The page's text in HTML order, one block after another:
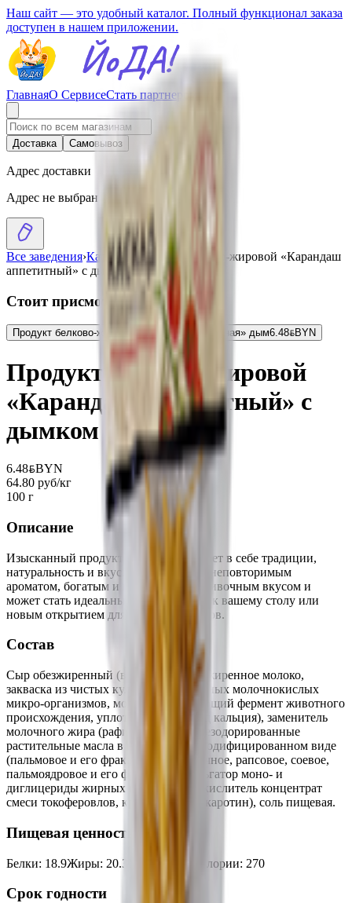
Наш сайт — это удобный каталог. Полный функционал заказа
доступен в нашем приложении.
ГлавнаяО СервисеСтать партнером
Доставка Самовывоз
Адрес доставки
Адрес не выбран
Все заведения›Каталог
Продукт белково-жировой «Карандаш
аппетитный» с дымком
Стоит присмотреться
Продукт белково-жировой «Косичка аппетитная» дым6.48BYNBYN
Продукт белково-жировой
«Карандаш аппетитный» с
дымком
6.48BYNBYN
64.80 руб/кг
100 г
Описание
Изысканный продукт, который сочетает в себе традиции,
натуральность и вкус. Он отличается неповторимым
ароматом, богатым и насыщенным сливочным вкусом и
может стать идеальным дополнением к вашему столу или
новым открытием для ценителей сыров.
Состав
Сыр обезжиренный (вода, сухое обезжиренное молоко,
закваска из чистых культур мезофильных молочнокислых
микро-организмов, молокосвертывающий фермент животного
происхождения, уплотнитель -хлорид кальция), заменитель
молочного жира (рафинированные дезодорированные
растительные масла в натуральном модифицированном виде
(пальмовое и его фракции, подсолнечное, рапсовое, соевое,
пальмоядровое и его фракции), эмульгатор моно- и
диглицериды жирных кислот, антиокислитель концентрат
смеси токоферовлов, краситель бета-каротин), соль пищевая.
Пищевая ценность на 100г
Белки: 18.9Жиры: 20.3 Калории: 270
Срок годности